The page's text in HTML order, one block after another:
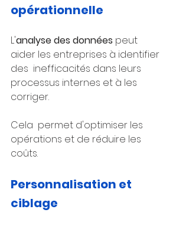
opérationnelle
L'analyse des données peut
aider les entreprises à identifier
des  inefficacités dans leurs
processus internes et à les
corriger.
Cela  permet d'optimiser les
opérations et de réduire les
coûts.
Personnalisation et
ciblage